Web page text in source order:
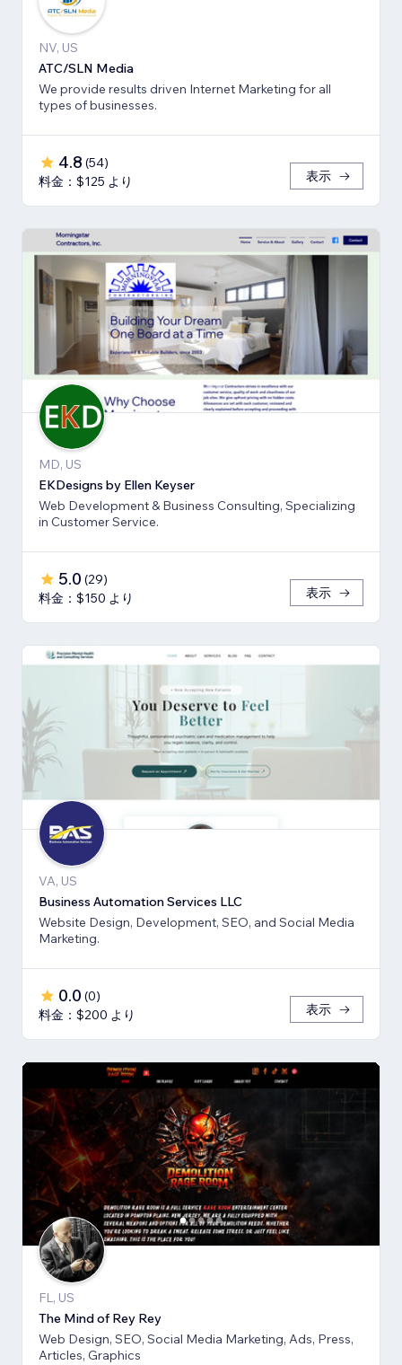
NV, US
ATC/SLN Media
We provide results driven Internet Marketing for all
types of businesses.
4.8 (54)
料金：$125 より
表示
MD, US
EKDesigns by Ellen Keyser
Web Development & Business Consulting, Specializing
in Customer Service.
5.0 (29)
料金：$150 より
表示
VA, US
Business Automation Services LLC
Website Design, Development, SEO, and Social Media
Marketing.
0.0 (0)
料金：$200 より
表示
FL, US
The Mind of Rey Rey
Web Design, SEO, Social Media Marketing, Ads, Press,
Articles, Graphics